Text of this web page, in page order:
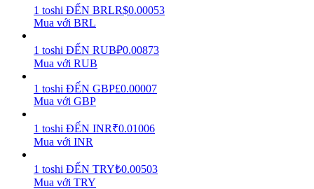
Staking
Lợi nhuận cao và truy cập ngay lập tức
1 toshi ĐẾN BRLR$0.00053
Mua với BRL
1 toshi ĐẾN RUB₽0.00873
Mua với RUB
1 toshi ĐẾN GBP£0.00007
Mua với GBP
1 toshi ĐẾN INR₹0.01006
Mua với INR
1 toshi ĐẾN TRY₺0.00503
Mua với TRY